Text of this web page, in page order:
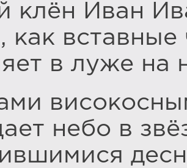
клён Иван
как
в луже на
небо в